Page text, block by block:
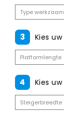
3 Kies uw
4 Kies uw